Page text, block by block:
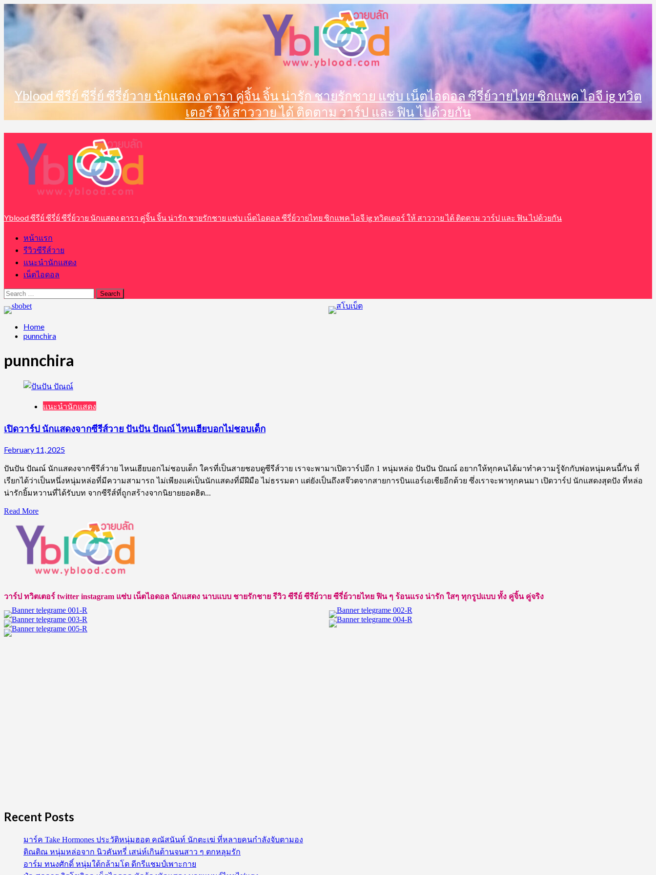
Skip
to
content
Yblood ซีรีย์ ซีรี่ย์ ซีรี่ย์วาย นักแสดง ดารา คู่จิ้น จิ้น น่ารัก ชายรักชาย แซ่บ เน็ตไอดอล ซีรี่ย์วายไทย ซิกแพค ไอจี ig ทวิต
เตอร์ ให้ สาววาย ได้ ติดตาม วาร์ป และ ฟิน ไปด้วยกัน
Menu
Yblood ซีรีย์ ซีรี่ย์ ซีรี่ย์วาย นักแสดง ดารา คู่จิ้น จิ้น น่ารัก ชายรักชาย แซ่บ เน็ตไอดอล ซีรี่ย์วายไทย ซิกแพค ไอจี ig ทวิตเตอร์ ให้ สาววาย ได้ ติดตาม วาร์ป และ ฟิน ไปด้วยกัน
หน้าแรก
รีวิวซีรีส์วาย
แนะนำนักแสดง
เน็ตไอดอล
Search
for:
Home
punnchira
punnchira
แนะนำนักแสดง
เปิดวาร์ป นักแสดงจากซีรีส์วาย ปันปัน ปัณณ์ ไหนเฮียบอกไม่ชอบเด็ก
February 11, 2025
ปันปัน ปัณณ์ นักแสดงจากซีรีส์วาย ไหนเฮียบอกไม่ชอบเด็ก ใครที่เป็นสายชอบดูซีรีส์วาย เราจะพามาเปิดวาร์ปอีก 1 หนุ่มหล่อ ปันปัน ปัณณ์ อยากให้ทุกคนได้มาทำความรู้จักกับพ่อหนุ่มคนนี้กัน ที่
เรียกได้ว่าเป็นหนึ่งหนุ่มหล่อที่มีความสามารถ ไม่เพียงแค่เป็นนักแสดงที่มีฝีมือ ไม่ธรรมดา แต่ยังเป็นถึงสจ๊วตจากสายการบินแอร์เอเชียอีกด้วย ซึ่งเราจะพาทุกคนมา เปิดวาร์ป นักแสดงสุดปัง ที่หล่อ
น่ารักยิ้มหวานที่ได้รับบท จากซีรีส์ที่ถูกสร้างจากนิยายยอดฮิต...
Read MoreRead
about
เปิด
วาร์
ป
นัก
จาก
ซี
รีส์
วาร์ป ทวิตเตอร์ twitter instagram แซ่บ เน็ตไอดอล นักแสดง นาบแบบ ชายรักชาย รีวิว ซีรีย์ ซีรีย์วาย ซีรี่ย์วายไทย ฟิน ๆ ร้อนแรง น่ารัก ใสๆ ทุกรูปแบบ ทั้ง คู่จิ้น คู่จริง
Recent Posts
มาร์ค Take Hormones ประวัติหนุ่มฮอต คณัสนันท์ นักตะเฆ่ ที่หลายคนกำลังจับตามอง
ติณติณ หนุ่มหล่อจาก นิวคันทรี่ เสน่ห์เกินต้านจนสาว ๆ ตกหลุมรัก
อาร์ม ทนงศักดิ์ หนุ่มใต้กล้ามโต ดีกรีแชมป์เพาะกาย